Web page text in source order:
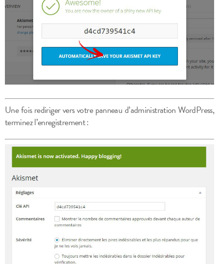
Une fois rediriger vers votre panneau d’administration WordPress,
terminez l’enregistrement :